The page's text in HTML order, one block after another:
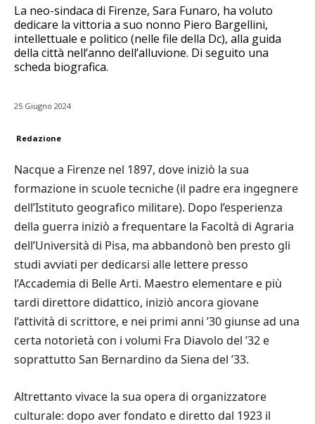
La neo-sindaca di Firenze, Sara Funaro, ha voluto
dedicare la vittoria a suo nonno Piero Bargellini,
intellettuale e politico (nelle file della Dc), alla guida
della città nell’anno dell’alluvione. Di seguito una
scheda biografica.
25 Giugno 2024
Redazione
Nacque a Firenze nel 1897, dove iniziò la sua
formazione in scuole tecniche (il padre era ingegnere
dell’Istituto geografico militare). Dopo l’esperienza
della guerra iniziò a frequentare la Facoltà di Agraria
dell’Università di Pisa, ma abbandonò ben presto gli
studi avviati per dedicarsi alle lettere presso
l’Accademia di Belle Arti. Maestro elementare e più
tardi direttore didattico, iniziò ancora giovane
l’attività di scrittore, e nei primi anni ’30 giunse ad una
certa notorietà con i volumi Fra Diavolo del ’32 e
soprattutto San Bernardino da Siena del ’33.
Altrettanto vivace la sua opera di organizzatore
culturale: dopo aver fondato e diretto dal 1923 il